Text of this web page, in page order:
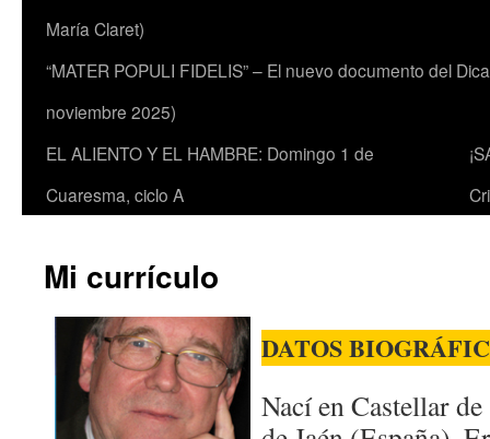
María Claret)
“MATER POPULI FIDELIS” – El nuevo documento del
noviembre 2025)
EL ALIENTO Y EL HAMBRE: Domingo 1 de
Cuaresma, ciclo A
Mi currículo
DATOS
Nací en Castellar